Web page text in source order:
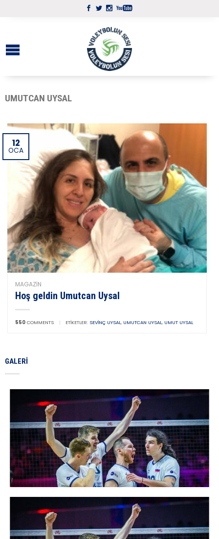
UMUTCAN UYSAL
12
OCA
MAGAZIN
Hoş geldin Umutcan Uysal
550 COMMENTS | ETIKETLER: SEVINÇ UYSAL, UMUTCAN UYSAL, UMUT UYSAL
GALERI